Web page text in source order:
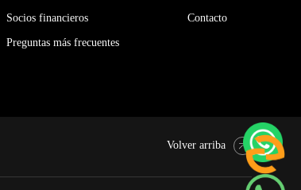
Socios financieros
Preguntas más frecuentes
Contacto
Volver arriba